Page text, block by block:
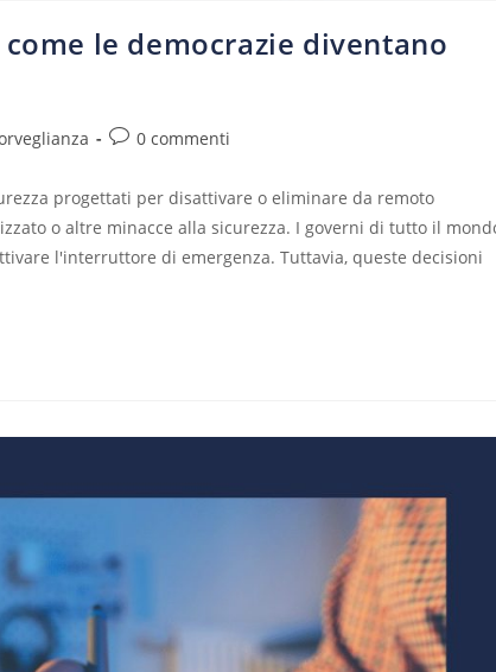
le democrazie diventano
0 commenti
progettati per disattivare o eliminare da remoto
o altre minacce alla sicurezza. I governi di tutto il
l'interruttore di emergenza. Tuttavia, queste decisioni